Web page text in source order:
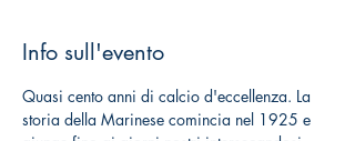
Info sull'evento
Quasi cento anni di calcio d'eccellenza. La
storia della Marinese comincia nel 1925 e